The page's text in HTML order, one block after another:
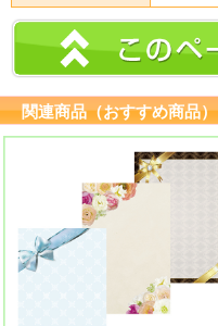
関連商品（おすすめ商品）